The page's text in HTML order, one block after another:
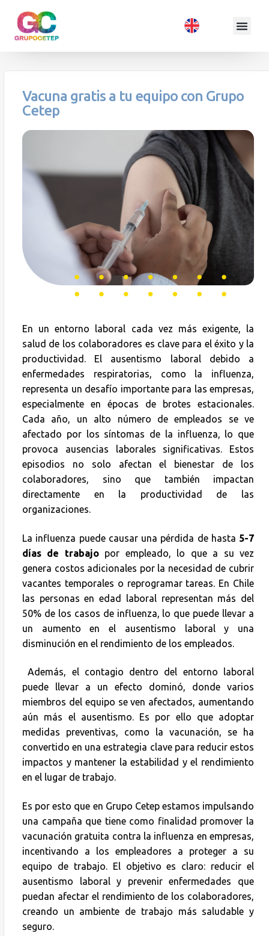
Vacuna gratis a tu equipo con Grupo
Cetep
En un entorno laboral cada vez más exigente, la
salud de los colaboradores es clave para el éxito y la
productividad. El ausentismo laboral debido a
enfermedades respiratorias, como la influenza,
representa un desafío importante para las empresas,
especialmente en épocas de brotes estacionales.
Cada año, un alto número de empleados se ve
afectado por los síntomas de la influenza, lo que
provoca ausencias laborales significativas. Estos
episodios no solo afectan el bienestar de los
colaboradores, sino que también impactan
directamente en la productividad de las
organizaciones.
La influenza puede causar una pérdida de hasta 5-7
días de trabajopor empleado, lo que a su vez
genera costos adicionales por la necesidad de cubrir
vacantes temporales o reprogramar tareas. En Chile
las personas en edad laboral representan más del
50% de los casos de influenza, lo que puede llevar a
un aumento en el ausentismo laboral y una
disminución en el rendimiento de los empleados.
Además, el contagio dentro del entorno laboral
puede llevar a un efecto dominó, donde varios
miembros del equipo se ven afectados, aumentando
aún más el ausentismo. Es por ello que adoptar
medidas preventivas, como la vacunación, se ha
convertido en una estrategia clave para reducir estos
impactos y mantener la estabilidad y el rendimiento
en el lugar de trabajo.
Es por esto que en Grupo Cetep estamos impulsando
una campaña que tiene como finalidad promover la
vacunación gratuita contra la influenza en empresas,
incentivando a los empleadores a proteger a su
equipo de trabajo. El objetivo es claro: reducir el
ausentismo laboral y prevenir enfermedades que
puedan afectar el rendimiento de los colaboradores,
creando un ambiente de trabajo más saludable y
seguro.